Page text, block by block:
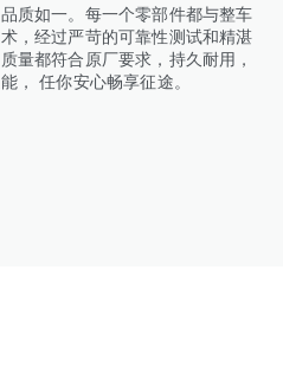
质如一。每一个零部件都与整车
，经过严苛的可靠性测试和精湛
量都符合原厂要求，持久耐用，
， 任你安心畅享征途。